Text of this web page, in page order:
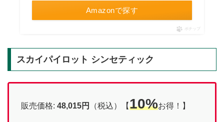
Amazonで探す
ポチップ
スカイパイロット シンセティック
販売価格: 48,015円 （税込）【10%お得！】